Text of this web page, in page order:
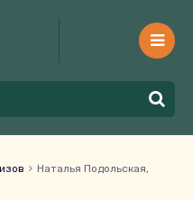
Наталья Подольская,